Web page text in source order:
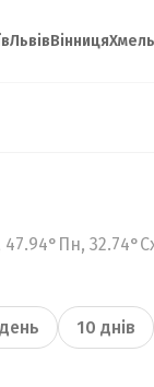
ЛьвівВінниця
10 днів